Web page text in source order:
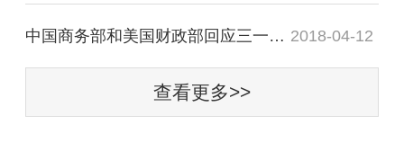
中国商务部和美国财政部回应三一起诉事件 2018-04-12
查看更多>>